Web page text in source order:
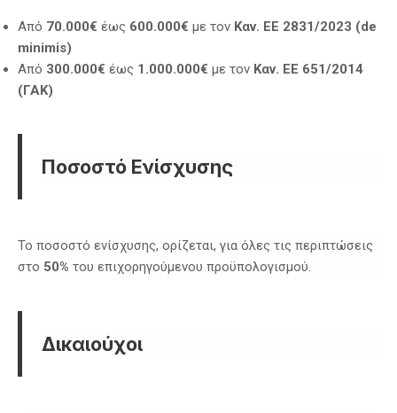
Από 70.000€ έως 600.000€ με τον Καν. ΕΕ 2831/2023 (de
minimis)
Από 300.000€ έως 1.000.000€ με τον Καν. ΕΕ 651/2014
(ΓΑΚ)
Ποσοστό Ενίσχυσης
Το ποσοστό ενίσχυσης, ορίζεται, για όλες τις περιπτώσεις
στο 50% του επιχορηγούμενου προϋπολογισμού.
Δικαιούχοι